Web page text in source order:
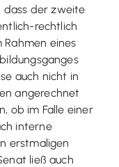
dass der zweite
rechtlich
eines
auch nicht in
angerechnet
ob im Falle einer
interne
erstmaligen
ließ auch